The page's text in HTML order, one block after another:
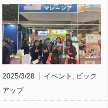
2025/3/28 イベント
ピック
アップ